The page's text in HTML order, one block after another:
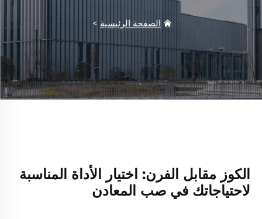
الصفحة الرئيسية >
الكوز مقابل الفرن: اختيار الأداة المناسبة
لاحتياجاتك في صب المعادن